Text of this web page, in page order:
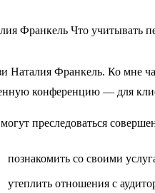
Наталия Франкель. Ко мне
конференцию — для
преследоваться
познакомить со своими
утеплить отношения с